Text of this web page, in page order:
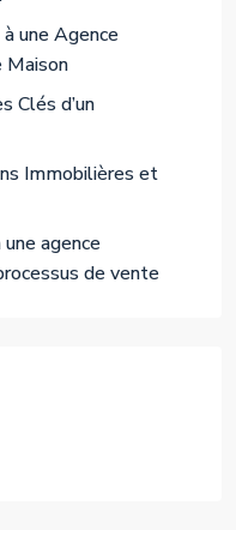
une Agence
Maison
Clés d’un
Immobilières et
agence
de vente